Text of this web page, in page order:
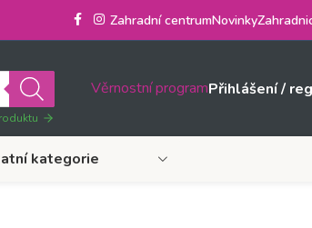
Zahradní centrumNovinky
Věrnostní programPřihlášení /
kategorie